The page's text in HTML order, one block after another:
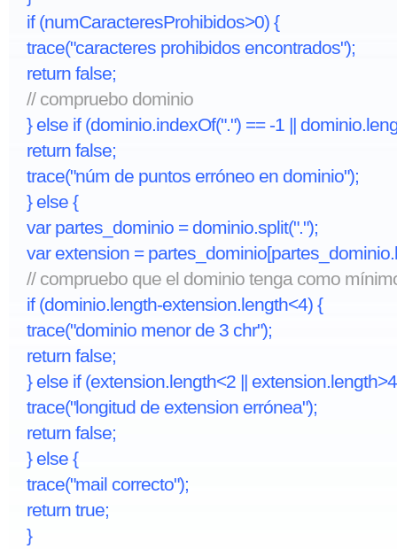
if (numCaracteresProhibidos>0) {
trace("caracteres prohibidos encontrados");
return false;
// compruebo dominio
} else if (dominio.indexOf(".") == -1 ||
return false;
trace("núm de puntos erróneo en dominio");
} else {
var partes_dominio = dominio.split(".");
var extension =
// compruebo que el dominio tenga como
if (dominio.length-extension.length<4) {
trace("dominio menor de 3 chr");
return false;
} else if (extension.length<2 ||
trace("longitud de extension errónea");
return false;
} else {
trace("mail correcto");
return true;
}